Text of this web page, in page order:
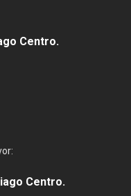
Centro.
Centro.